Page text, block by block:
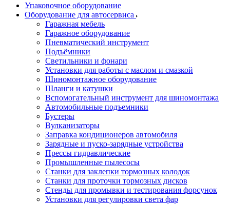
Упаковочное оборудование
Оборудование для автосервиса
Гаражная мебель
Гаражное оборудование
Пневматический инструмент
Подъёмники
Светильники и фонари
Установки для работы с маслом и смазкой
Шиномонтажное оборудование
Шланги и катушки
Вспомогательный инструмент для шиномонтажа
Автомобильные подъемники
Бустеры
Вулканизаторы
Заправка кондиционеров автомобиля
Зарядные и пуско-зарядные устройства
Прессы гидравлические
Промышленные пылесосы
Станки для заклепки тормозных колодок
Станки для проточки тормозных дисков
Стенды для промывки и тестирования форсунок
Установки для регулировки света фар